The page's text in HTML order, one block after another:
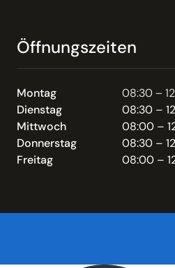
Öffnungszeiten
Montag
08:30 –
Dienstag
08:30 –
Mittwoch
08:00 –
Donnerstag
08:30 –
Freitag
08:00 –